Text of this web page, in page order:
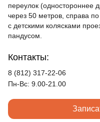
переулок (одностороннее
через 50 метров, справа
с детскими колясками
пандусом.
Контакты:
8 (812) 317-22-06
Пн-Вс: 9.00-21.00